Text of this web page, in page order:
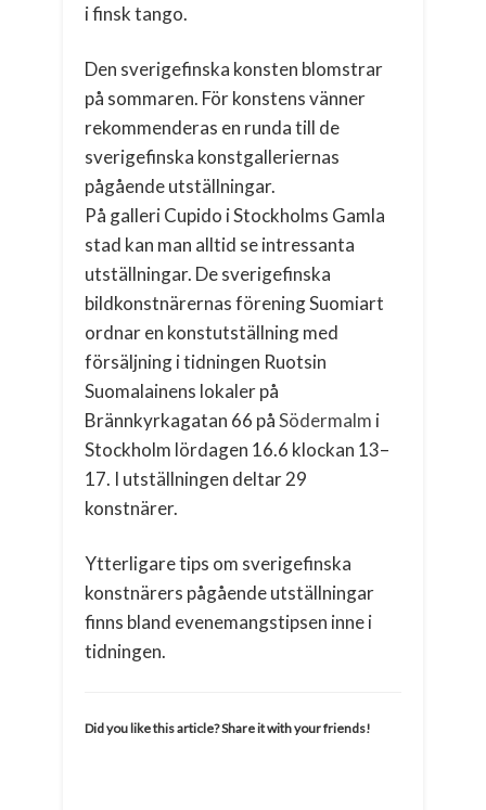
i finsk tango.
Den sverigefinska konsten blomstrar
på sommaren. För konstens vänner
rekommenderas en runda till de
sverigefinska konstgalleriernas
pågående utställningar.
På galleri Cupido i Stockholms Gamla
stad kan man alltid se intressanta
utställningar. De sverigefinska
bildkonstnärernas förening Suomiart
ordnar en konstutställning med
försäljning i tidningen Ruotsin
Suomalainens lokaler på
Brännkyrkagatan 66 påSödermalm i
Stockholm lördagen 16.6 klockan 13–
17. I utställningen deltar 29
konstnärer.
Ytterligare tips om sverigefinska
konstnärers pågående utställningar
finns bland evenemangstipsen inne i
tidningen.
Did you like this article? Share it with your friends!